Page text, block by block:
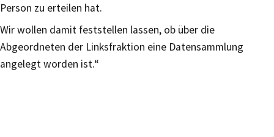
Person zu erteilen hat.
Wir wollen damit feststellen lassen, ob über die
Abgeordneten der Linksfraktion eine Datensammlung
angelegt worden ist.“